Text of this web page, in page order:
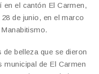
el cantón El Carmen,
de junio, en el marco
belleza que se dieron
municipal de El Carmen